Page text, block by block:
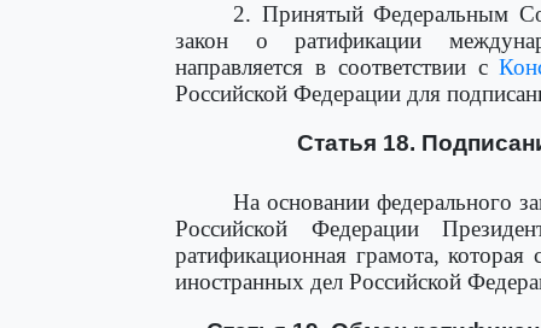
2. Принятый Федеральным
закон о ратификации
направляется в соответствии с
Российской Федерации для
Статья 18.
На основании федерального
Российской Федерации
ратификационная грамота,
иностранных дел Российской